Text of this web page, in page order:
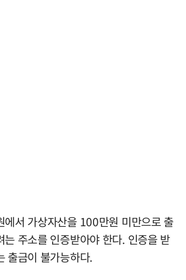
에서 가상자산을 100만원 미만으로 출
는 주소를 인증받아야 한다. 인증을 받
출금이 불가능하다.